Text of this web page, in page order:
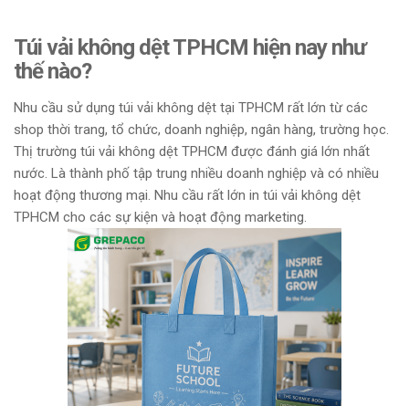
Túi vải không dệt TPHCM hiện nay như
thế nào?
Nhu cầu sử dụng túi vải không dệt tại TPHCM rất lớn từ các
shop thời trang, tổ chức, doanh nghiệp, ngân hàng, trường học.
Thị trường túi vải không dệt TPHCM được đánh giá lớn nhất
nước. Là thành phố tập trung nhiều doanh nghiệp và có nhiều
hoạt động thương mại. Nhu cầu rất lớn in túi vải không dệt
TPHCM cho các sự kiện và hoạt động marketing.